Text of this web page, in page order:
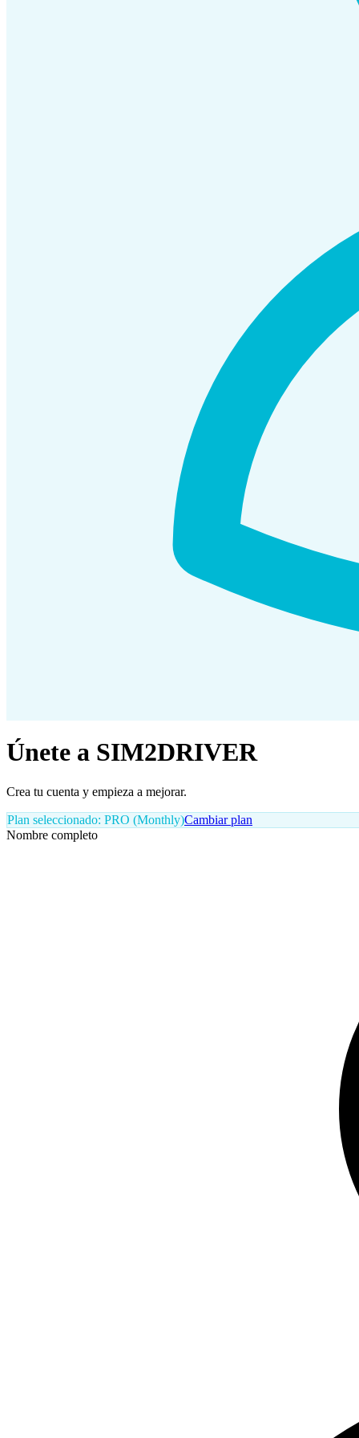
Únete a SIM2DRIVER
Crea tu cuenta y empieza a mejorar.
Plan seleccionado: PRO (Monthly)Cambiar plan
Nombre completo